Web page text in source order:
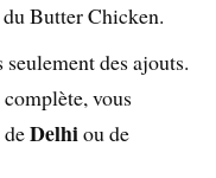
Butter Chicken.
des ajouts.
vous
deDelhiou de